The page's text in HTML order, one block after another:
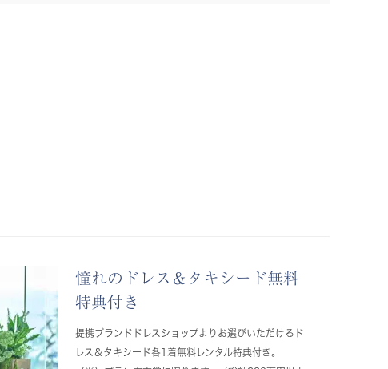
憧れのドレス＆タキシード無料
特典付き
提携ブランドドレスショップよりお選びいただけるド
レス＆タキシード各1着無料レンタル特典付き。